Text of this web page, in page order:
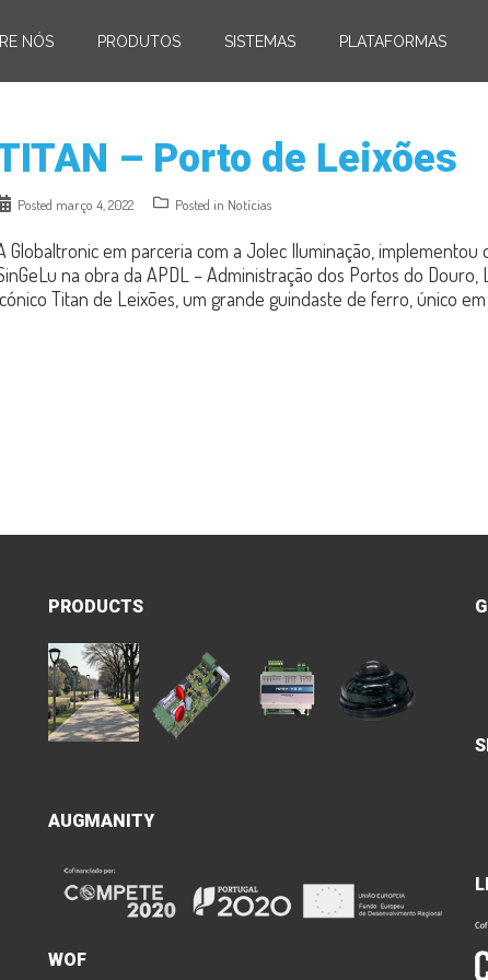
NÓS PRODUTOS SISTEMAS PLATAFORMAS
– Porto de Leixões
Posted março 4, 2022 Posted in Notícias
Globaltronic em parceria com a Jolec Iluminação,
na obra da APDL – Administração dos Portos do
Titan de Leixões, um grande guindaste de ferro, único
PRODUCTS
AUGMANITY
WOF